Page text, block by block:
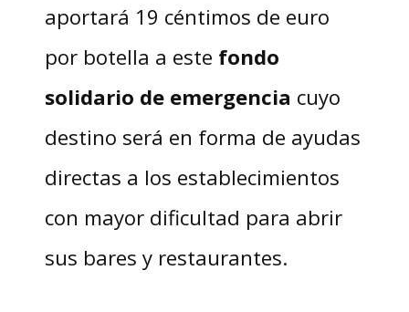
aportará 19 céntimos de euro
por botella a este fondo
solidario de emergencia cuyo
destino será en forma de ayudas
directas a los establecimientos
con mayor dificultad para abrir
sus bares y restaurantes.